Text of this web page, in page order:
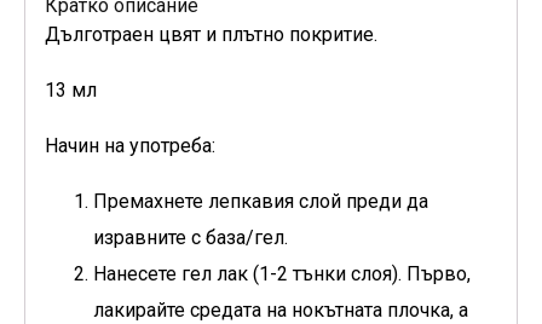
Кратко описание
Дълготраен цвят и плътно покритие.
13 мл
Начин на употреба:
Премахнете лепкавия слой преди да
изравните с база/гел.
Нанесете гел лак (1-2 тънки слоя). Първо,
лакирайте средата на нокътната плочка, а